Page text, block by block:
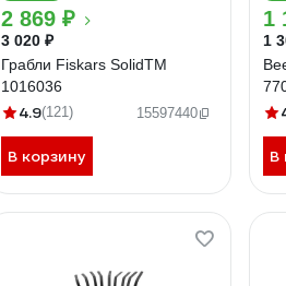
2 869 ₽
3 020 ₽
Грабли Fiskars SolidTM
1016036
4.9(121) 15597440
В корзину
1
1
В